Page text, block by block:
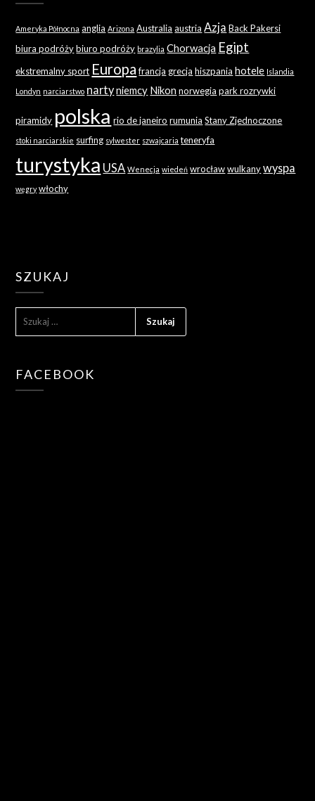
Ameryka Północna anglia Arizona Australia austria Azja Back Pakersi
biura podróży biuro podróży brazylia Chorwacja Egipt
ekstremalny sport Europa francja grecja hiszpania hotele Islandia
Londyn narciarstwo nartyniemcy Nikon norwegia park rozrywki
piramidy polska rio de janeiro rumunia Stany Zjednoczone
stoki narciarskie surfing sylwester szwajcaria teneryfa
turystyka USA Wenecja wiedeń wrocław wulkany wyspa
węgry włochy
SZUKAJ
FACEBOOK